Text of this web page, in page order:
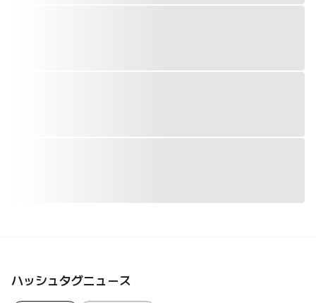
ハッシュタグニュース